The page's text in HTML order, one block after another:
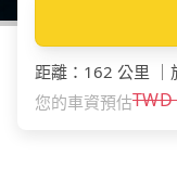
距離 ： 162 公里
您的車資預估TWD